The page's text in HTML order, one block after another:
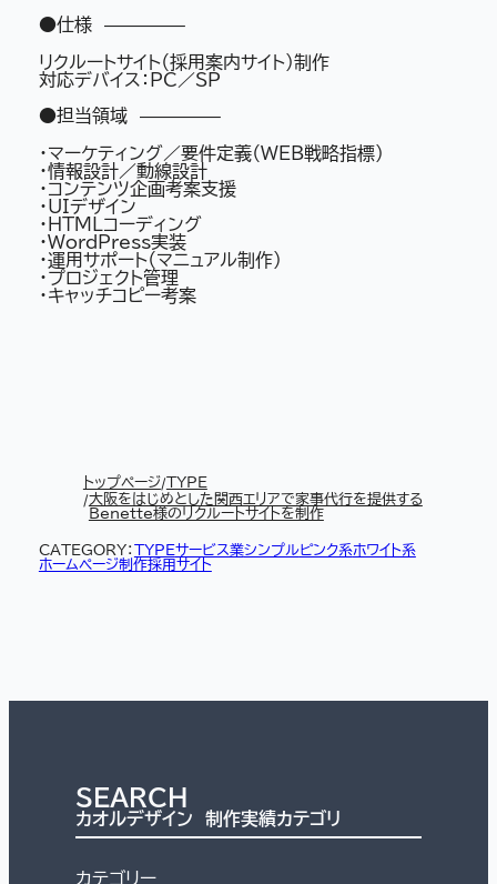
●仕様 ————–
リクルートサイト（採用案内サイト）制作
対応デバイス：PC／SP
●担当領域 ————–
・マーケティング／要件定義（WEB戦略指標）
・情報設計／動線設計
・コンテンツ企画考案支援
・UIデザイン
・HTMLコーディング
・WordPress実装
・運用サポート（マニュアル制作）
・プロジェクト管理
・キャッチコピー考案
トップページ TYPE
大阪をはじめとした関西エリアで家事代行を提供する
Benette様のリクルートサイトを制作
CATEGORY： TYPEサービス業シンプルピンク系ホワイト系
ホームページ制作採用サイト
SEARCH
カオルデザイン 制作実績カテゴリ
カテゴリー